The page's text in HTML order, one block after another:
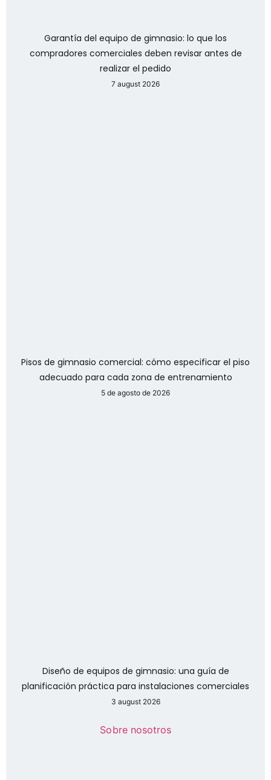
Garantía del equipo de gimnasio: lo que los
compradores comerciales deben revisar antes de
realizar el pedido
7 august 2026
Pisos de gimnasio comercial: cómo especificar el piso
adecuado para cada zona de entrenamiento
5 de agosto de 2026
Diseño de equipos de gimnasio: una guía de
planificación práctica para instalaciones comerciales
3 august 2026